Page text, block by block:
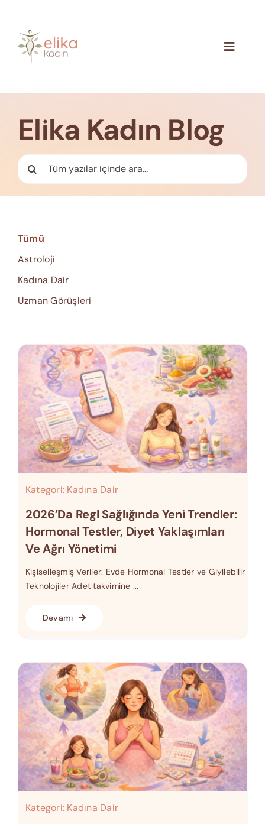
content
Toggle
İletişim
Elika Kadın Blog
Ara:
Tümü
Astroloji
Kadına Dair
Uzman Görüşleri
Kategori: Kadına Dair
2026’da Regl Sağlığında Yeni Trendler:
Hormonal Testler, Diyet Yaklaşımları
Ve Ağrı Yönetimi
Kişiselleşmiş Veriler: Evde Hormonal Testler ve Giyilebilir
Teknolojiler Adet takvimine ...
Devamı
Kategori: Kadına Dair